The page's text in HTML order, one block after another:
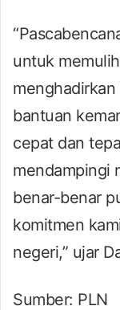
untuk
menghadirkan
bantuan
cepat dan
mendampingi
benar-benar
komitmen
negeri,” ujar
Sumber: PLN